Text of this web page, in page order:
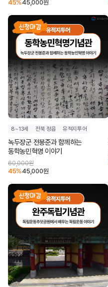
45%45,000원
8~13세 전북 정읍 유적지투어
녹두장군 전봉준과 함께하는
동학농민혁명 이야기
60,000원
45%45,000원